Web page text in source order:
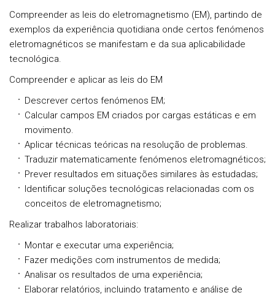
Compreender as leis do eletromagnetismo (EM), partindo de
exemplos da experiência quotidiana onde certos fenómenos
eletromagnéticos se manifestam e da sua aplicabilidade
tecnológica.
Compreender e aplicar as leis do EM
Descrever certos fenómenos EM;
Calcular campos EM criados por cargas estáticas e em
movimento.
Aplicar técnicas teóricas na resolução de problemas.
Traduzir matematicamente fenómenos eletromagnéticos;
Prever resultados em situações similares às estudadas;
Identificar soluções tecnológicas relacionadas com os
conceitos de eletromagnetismo;
Realizar trabalhos laboratoriais:
Montar e executar uma experiência;
Fazer medições com instrumentos de medida;
Analisar os resultados de uma experiência;
Elaborar relatórios, incluindo tratamento e análise de